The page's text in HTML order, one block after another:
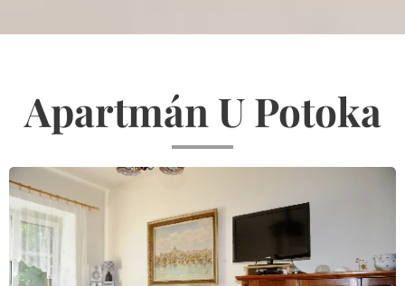
Apartmán U Potoka